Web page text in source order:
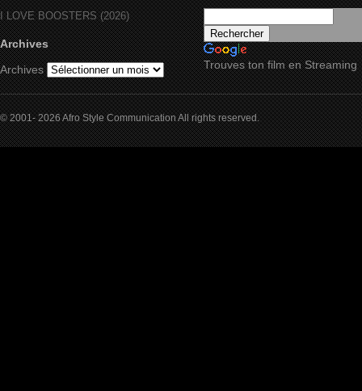
I LOVE BOOSTERS (2026)
Archives
Archives
Trouves ton film en Streaming
© 2001- 2026 Afro Style Communication All rights reserved.